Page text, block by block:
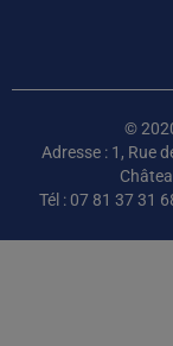
©
Adresse : 1, Rue
Tél : 07 81 37 31